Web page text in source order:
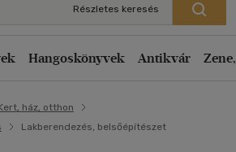
Részletes keresés
Hangoskönyvek Antikvár
ház, otthon
Lakberendezés, belsőépítészet